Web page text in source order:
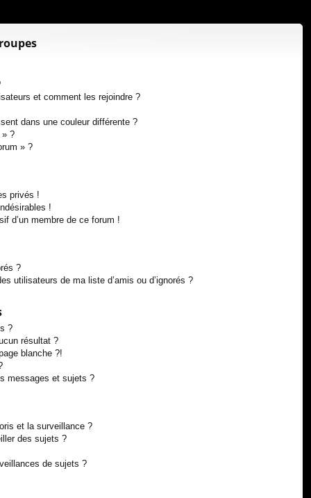
on on
et comment les rejoindre ?
dans une couleur différente ?
» ?
» ?
privés !
!
d’un membre de ce forum !
?
utilisateurs de ma liste d’amis ou d’ignorés ?
?
résultat ?
blanche ?!
messages et sujets ?
et la surveillance ?
des sujets ?
de sujets ?